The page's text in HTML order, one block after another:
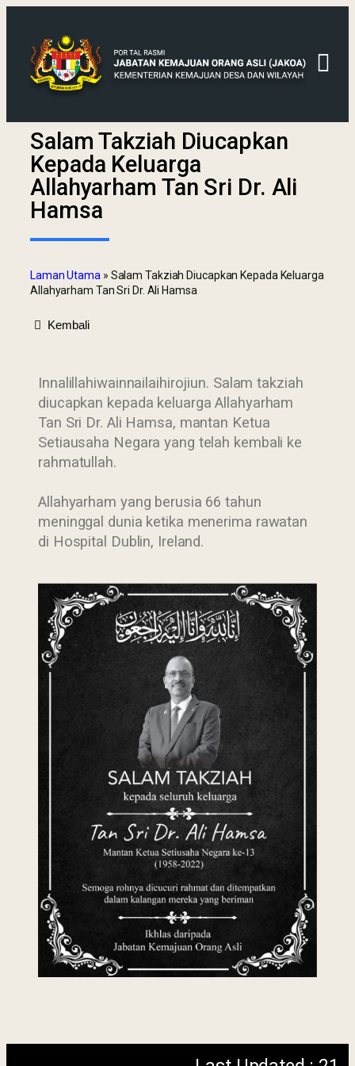
Salam Takziah Diucapkan
Kepada Keluarga
Allahyarham Tan Sri Dr. Ali
Hamsa
Laman Utama » Salam Takziah Diucapkan Kepada Keluarga
Allahyarham Tan Sri Dr. Ali Hamsa
Kembali
Innalillahiwainnailaihirojiun. Salam takziah
diucapkan kepada keluarga Allahyarham
Tan Sri Dr. Ali Hamsa, mantan Ketua
Setiausaha Negara yang telah kembali ke
rahmatullah.
Allahyarham yang berusia 66 tahun
meninggal dunia ketika menerima rawatan
di Hospital Dublin, Ireland.
Kemajuan Orang
Asli (JAKOA)
Dasar Privasi
Dasar
Keselamatan|
Last Updated : 21
/ 05 / 2022 11:50
PM